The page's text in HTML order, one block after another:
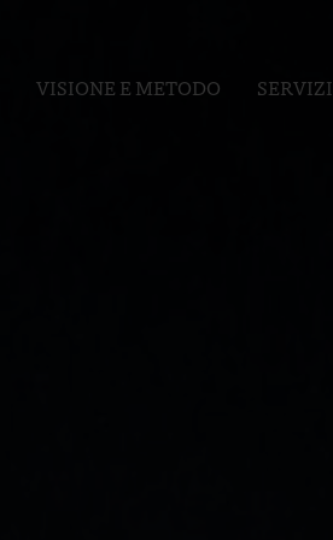
VISIONE E METODO SERVIZI